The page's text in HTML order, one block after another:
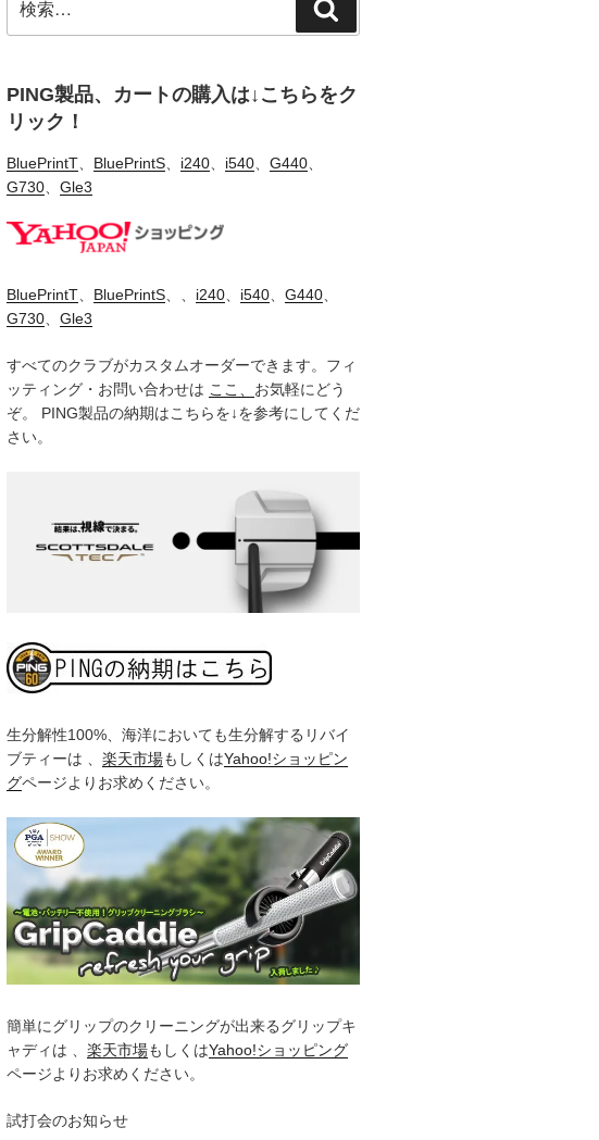
索:
索
PING製品、カートの購入は↓こちらをク
リック！
BluePrintT、 BluePrintS、 i240、 i540、 G440、
G730、 Gle3
BluePrintT、 BluePrintS、、 i240、 i540、 G440、
G730、 Gle3
すべてのクラブがカスタムオーダーできます。フィ
ッティング・お問い合わせは ここ、 お気軽にどう
ぞ。 PING製品の納期はこちらを↓を参考にしてくだ
さい。
生分解性100%、海洋においても生分解するリバイ
ブティーは 、 楽天市場もしくはYahoo!ショッピン
グページよりお求めください。
簡単にグリップのクリーニングが出来るグリップキ
ャディは 、 楽天市場もしくはYahoo!ショッピング
ページよりお求めください。
試打会のお知らせ